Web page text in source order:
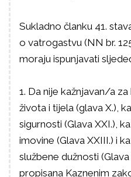
Sukladno članku 41.
o vatrogastvu (NN br.
moraju ispunjavati
1. Da nije kažnjavan/a
života i tijela (glava X.),
sigurnosti (Glava XXI.),
imovine (Glava XXIII.) i
službene dužnosti
propisana Kaznenim